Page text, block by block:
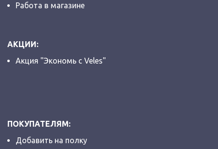
Работа в магазине
АКЦИИ:
Акция "Экономь с Veles"
ПОКУПАТЕЛЯМ:
Добавить на полку